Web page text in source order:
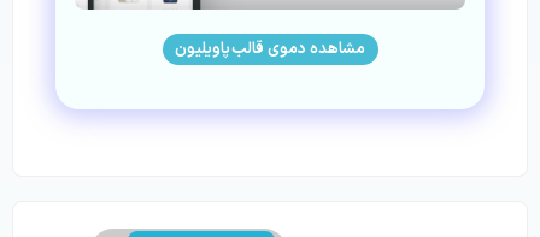
مشاهده دموی قالب پاویلیون